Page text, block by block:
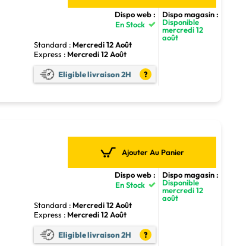
Dispo web :
En Stock
Standard : Mercredi 12 Août
Express : Mercredi 12 Août
Eligible livraison 2H ?
Dispo magasin :
Disponible
mercredi 12
août
Ajouter Au Panier
Dispo web :
En Stock
Standard : Mercredi 12 Août
Express : Mercredi 12 Août
Eligible livraison 2H ?
Dispo magasin :
Disponible
mercredi 12
août